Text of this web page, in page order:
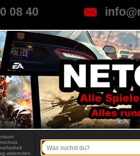
08 40
widerrufen